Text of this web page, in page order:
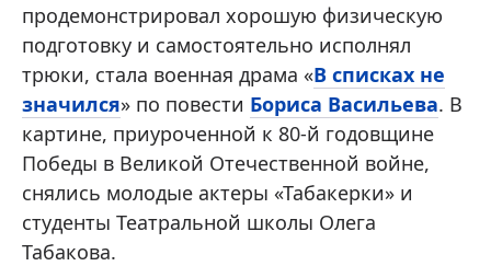
продемонстрировал хорошую физическую
подготовку и самостоятельно исполнял
трюки, стала военная драма «В списках не
значился» по повести Бориса Васильева. В
картине, приуроченной к 80-й годовщине
Победы в Великой Отечественной войне,
снялись молодые актеры «Табакерки» и
студенты Театральной школы Олега
Табакова.